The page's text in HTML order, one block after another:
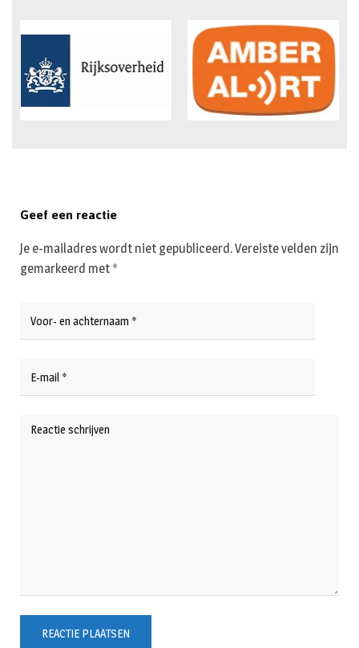
Geef een reactie
Je e-mailadres wordt niet gepubliceerd.Vereiste velden zijn
gemarkeerd met *